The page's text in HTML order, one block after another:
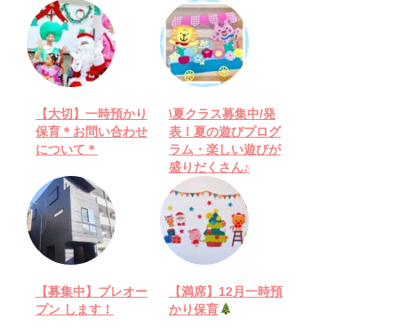
【大切】一時預かり
保育＊お問い合わせ
について＊
\夏クラス募集中/発
表！夏の遊びプログ
ラム・楽しい遊びが
盛りだくさん♪
【募集中】プレオー
プン します！
【満席】12月一時預
かり保育